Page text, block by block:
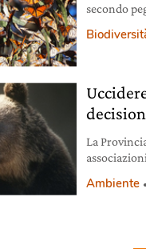
secondo
La
Ambiente